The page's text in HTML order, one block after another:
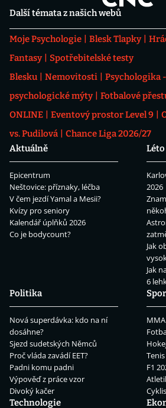
Další témata z našich webů
Moje Psychologie Blesk Tlapky
Fantasy
Spotřebitelské testy
Blesku
Nemovitosti
Psychologika
psychologické mýty
Fotbalové
ONLINE
Eventový prostor Level 9
vs. Pudilová
Chance Liga 2026/27
Aktuálně
Epicentrum
Neštovice: příznaky, léčba
V čem jezdí Yamal a Mesii?
Kvízy pro seniory
Kalendář úplňků 2026
Co je bodycount?
2026
Jak
Jak
6
Politika
Nová superdávka: kdo na ní
dosáhne?
Sjezd sudetských Němců
Proč vláda zavádí EET?
Padni komu padni
Výpověď z práce vzor
Divoký kačer
MMA
F1
Technologie